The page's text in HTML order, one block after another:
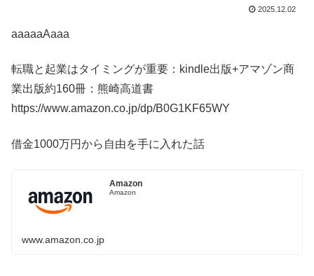
2025.12.02
aaaaaAaaa
転職と起業はタイミングが重要：kindle出版+アマゾン商
業出版約160冊：熊崎高道書
https://www.amazon.co.jp/dp/B0G1KF65WY
借金1000万円から自由を手に入れた話
Amazon
Amazon
www.amazon.co.jp